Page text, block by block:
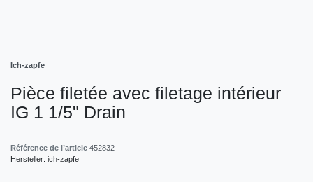
Ich-zapfe
Pièce filetée avec filetage intérieur
IG 1 1/5" Drain
Référence de l’article 452832
Hersteller: ich-zapfe